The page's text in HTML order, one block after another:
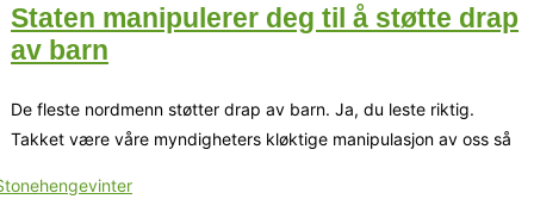
Staten manipulerer deg til å støtte drap
av barn
De fleste nordmenn støtter drap av barn. Ja, du leste riktig.
Takket være våre myndigheters kløktige manipulasjon av oss så